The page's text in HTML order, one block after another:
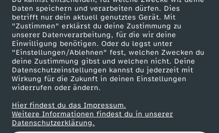
Daten speichern und verarbeiten dürfen. Dies
betrifft nur dein aktuell genutztes Gerät. Mit
"Zustimmen" erklärst du deine Zustimmung zu
unserer Datenverarbeitung, für die wir deine
Einwilligung benötigen. Oder du legst unter
"Einstellungen/Ablehnen" fest, welchen Zwecken du
deine Zustimmung gibst und welchen nicht. Deine
Datenschutzeinstellungen kannst du jederzeit mit
Wirkung für die Zukunft in deinen Einstellungen
widerrufen oder ändern.
Hier findest du das Impressum.
Weitere Informationen findest du in unserer
Datenschutzerklärung.
i
n
u
n
e
ZDF goes Schule
Werbefernsehen
Mainzelmännchen
Partner